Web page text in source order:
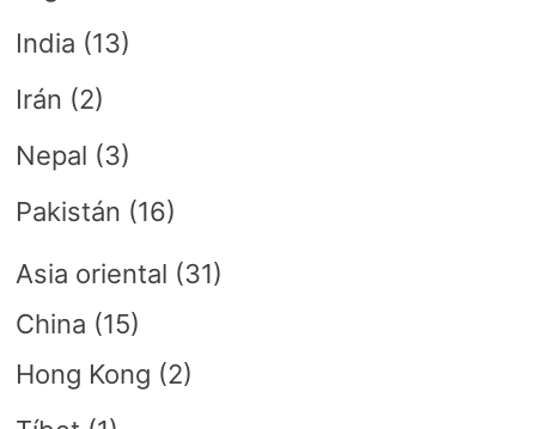
India (13)
Irán (2)
Nepal (3)
Pakistán (16)
Asia oriental (31)
China (15)
Hong Kong (2)